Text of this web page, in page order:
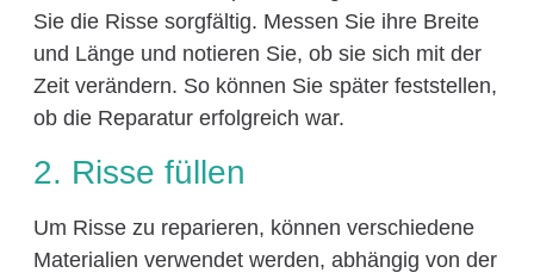
Sie die Risse sorgfältig. Messen Sie ihre Breite
und Länge und notieren Sie, ob sie sich mit der
Zeit verändern. So können Sie später feststellen,
ob die Reparatur erfolgreich war.
2. Risse füllen
Um Risse zu reparieren, können verschiedene
Materialien verwendet werden, abhängig von der